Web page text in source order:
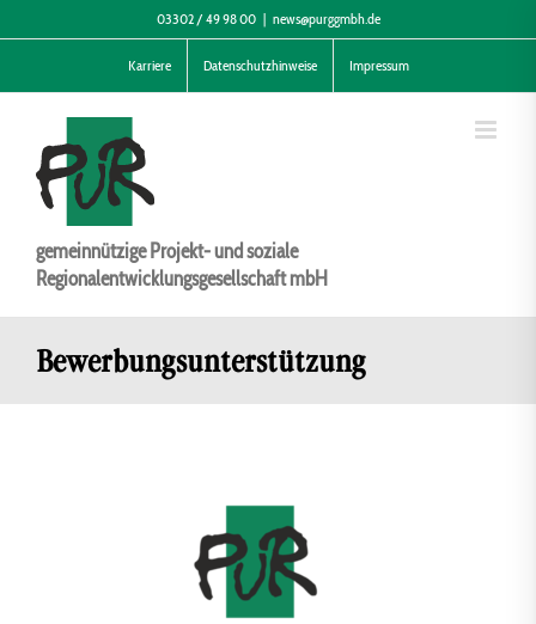
Inhalt
03302 / 49 98 00 | news@purggmbh.de
Karriere Datenschutzhinweise Impressum
gemeinnützige Projekt- und soziale
Regionalentwicklungsgesellschaft mbH
Bewerbungsunterstützung